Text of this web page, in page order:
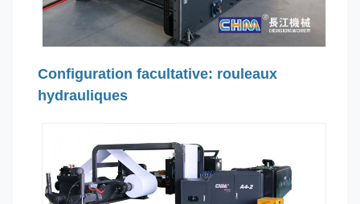
Configuration facultative: rouleaux
hydrauliques